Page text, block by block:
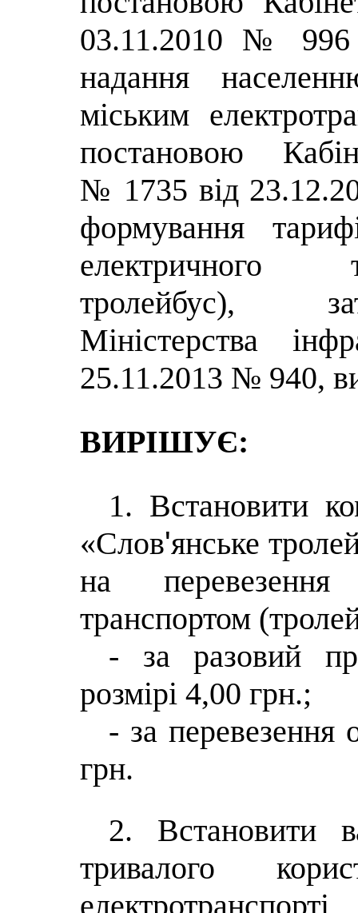
03.11.2010 № 996
надання
міським
постановою
№ 1735 від
формування
електричного
тролейбус),
Міністерства
25.11.2013 № 940,
ВИРІШУЄ:
1. Встановити
«Слов'янське
на
транспортом
- за разовий
розмірі 4,00 грн.;
- за перевезення
грн.
2. Встановити
тривалого